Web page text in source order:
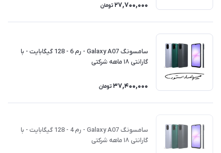
27,700,000 تومان
سامسونگ Galaxy A07 - رم 6 - 128 گیگابایت - با
گارانتی ۱۸ ماهه شرکتی
37,400,000 تومان
سامسونگ Galaxy A07 - رم 4 - 128 گیگابایت - با
گارانتی ۱۸ ماهه شرکتی